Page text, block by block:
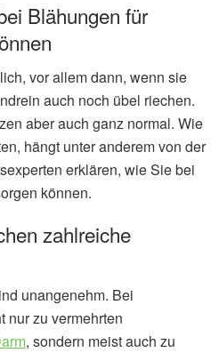
Blähungen für
vor allem dann, wenn sie
auch noch übel riechen.
aber auch ganz normal. Wie
hängt unter anderem von der
erklären, wie Sie bei
können.
zahlreiche
unangenehm. Bei
nur zu vermehrten
, sondern meist auch zu